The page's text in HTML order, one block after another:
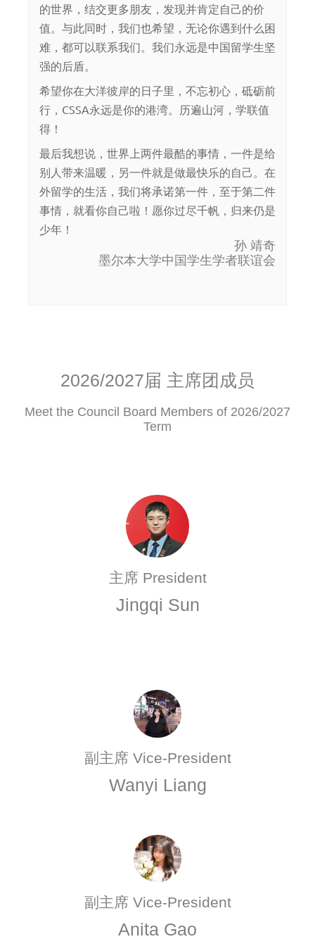
的世界，结交更多朋友，发现并肯定自己的价
值。与此同时，我们也希望，无论你遇到什么困
难，都可以联系我们。我们永远是中国留学生坚
强的后盾。
希望你在大洋彼岸的日子里，不忘初心，砥砺前
行，CSSA永远是你的港湾。历遍山河，学联值
得！
最后我想说，世界上两件最酷的事情，一件是给
别人带来温暖，另一件就是做最快乐的自己。在
外留学的生活，我们将承诺第一件，至于第二件
事情，就看你自己啦！愿你过尽千帆，归来仍是
少年！
孙 靖奇
墨尔本大学中国学生学者联谊会
2026/2027届 主席团成员
Meet the Council Board Members of 2026/2027
Term
主席 President
Jingqi Sun
副主席 Vice-President
Wanyi Liang
副主席 Vice-President
Anita Gao